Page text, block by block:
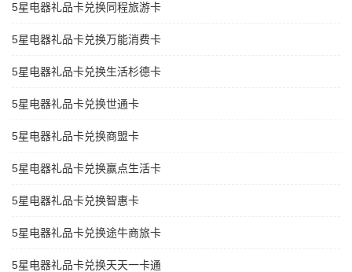
5星电器礼品卡兑换同程旅游卡
5星电器礼品卡兑换万能消费卡
5星电器礼品卡兑换生活杉德卡
5星电器礼品卡兑换世通卡
5星电器礼品卡兑换商盟卡
5星电器礼品卡兑换赢点生活卡
5星电器礼品卡兑换智惠卡
5星电器礼品卡兑换途牛商旅卡
5星电器礼品卡兑换天天一卡通